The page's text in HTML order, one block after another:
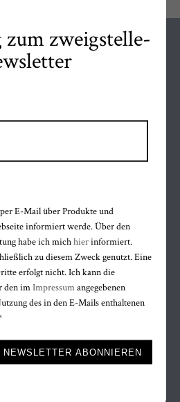
Mo bis Fr
bis 12.30 uhr
bis 18.00 uhr
bis 12.30 uhr
geschlossen
KONTAKT
Leutkirch
zweigstelle-
E-Mail über Produkte und
informiert werde. Über den
habe ich mich hierinformiert.
zu diesem Zweck genutzt. Eine
erfolgt nicht. Ich kann die
den im Impressum angegebenen
des in den E-Mails enthaltenen
NEWSLETTER ABONNIEREN